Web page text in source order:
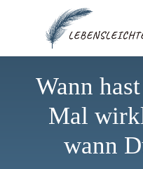
Wann
Mal
wann